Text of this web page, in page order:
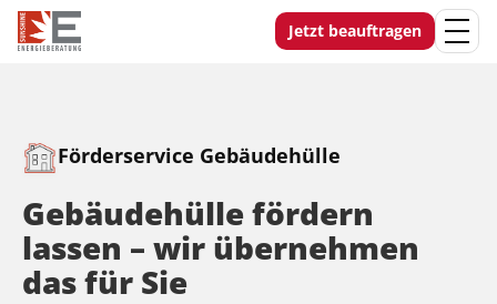
Jetzt beauftragen
Förderservice Gebäudehülle
Gebäudehülle fördern
lassen – wir übernehmen
das für Sie